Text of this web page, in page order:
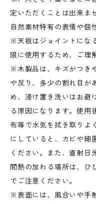
定いただくことは出来ま
自然素材特有の表情や個
※天板はジョイントにな
限に使用するため、ご理
※木製品は、キズがつき
や反り、多少の割れ目が
め、浸け置き洗いはお避
る原因になります。使用
布等で水気を拭き取りよ
にしていると、カビや細
ください。また、直射日
間熱の加わる場所は、ひ
でご注意ください。
※表面には、風合いや手